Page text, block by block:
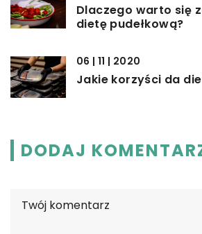
Dlaczego warto się
dietę pudełkową?
06 | 11 | 2020
Jakie korzyści da
DODAJ